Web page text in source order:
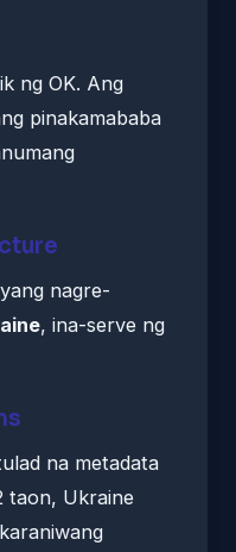
ng OK. Ang
pinakamababa
nagre-
, ina-serve ng
na metadata
taon, Ukraine